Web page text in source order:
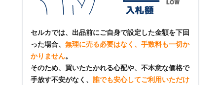
セルカでは、出品前にご自身で設定した金額を下回
った場合、 無理に売る必要はなく、手数料も一切か
かりません。
そのため、買いたたかれる心配や、不本意な価格で
手放す不安がなく、 誰でも安心してご利用いただけ